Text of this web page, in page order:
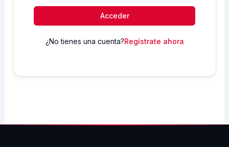
Acceder
¿No tienes una cuenta?Regístrate ahora